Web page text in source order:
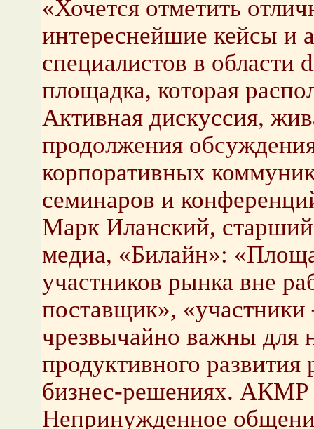
«Хочется отметить
интереснейшие кейсы и
специалистов в
площадка, которая
Активная дискуссия,
продолжения
корпоративных
семинаров и
Марк Иланский,
медиа, «Билайн»:
участников рынка вне
поставщик», «участники
чрезвычайно важны для
продуктивного
бизнес-решениях. АКМР
Непринужденное